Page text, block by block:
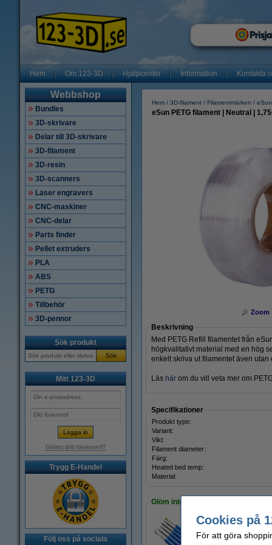
Hem Om 123-3D Hjälpcenter Information Kontakta
Webbshop
Bundles
3D-skrivare
Delar till 3D-skrivare
3D-filament
3D-resin
3D-scanners
Laser engravers
CNC-maskiner
CNC-delar
Parts finder
Pellet extruders
PLA
ABS
PETG
Tillbehör
3D-pennor
Sök produkt
Sök
Mitt 123-3D
Glömt ditt lösenord?
Trygg E-Handel
Följ oss på sociala
Hem 3D-filament Filamentmärken eSun
eSun PETG filament | Neutral |
Zoom
Beskrivning
Med PETG Refill filamentet från
högkvalitativt material med en hög
enkelt skriva ut filamentet även
Läs här om du vill veta mer om
Specifikationer
Produkt type:
Variant:
Vikt:
Filament diameter:
Färg:
Heated bed temp:
Material:
Glöm inte att beställa!
123-3D
Cookies på
För att göra